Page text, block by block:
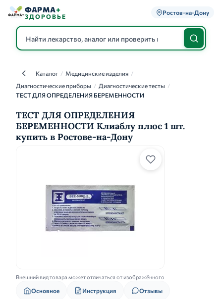
ФАРМА+
ЗДОРОВЬЕ
Ростов-на-Дону
КаталогКаталог / Медицинские изделия /
Диагностические приборы / Диагностические тесты /
ТЕСТ ДЛЯ ОПРЕДЕЛЕНИЯ БЕРЕМЕННОСТИ
ТЕСТ ДЛЯ ОПРЕДЕЛЕНИЯ
БЕРЕМЕННОСТИ Клиаблу плюс 1 шт.
купить в Ростове-на-Дону
Внешний вид товара может отличаться от изображённого
Основное Инструкция Отзывы